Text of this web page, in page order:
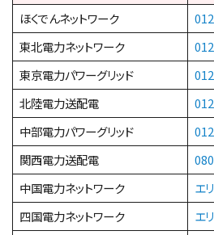
ほくでんネットワーク
東北電力ネットワーク
東京電力パワーグリッド
北陸電力送配電
中部電力パワーグリッド
関西電力送配電
中国電力ネットワーク
エ
四国電力ネットワーク
エ